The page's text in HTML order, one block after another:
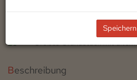
Beschreibung
Speichern